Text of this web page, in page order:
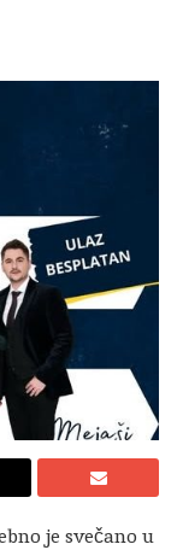
je svečano u